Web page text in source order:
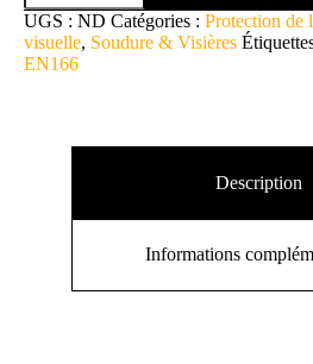
UGS : ND Catégories : Protection de
visuelle, Soudure & Visières
EN166
Description
Informations